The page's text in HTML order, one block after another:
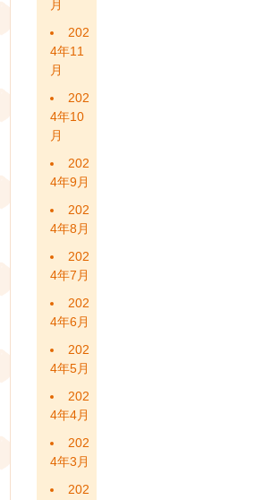
月
202
4年11
月
202
4年10
月
202
4年9月
202
4年8月
202
4年7月
202
4年6月
202
4年5月
202
4年4月
202
4年3月
202